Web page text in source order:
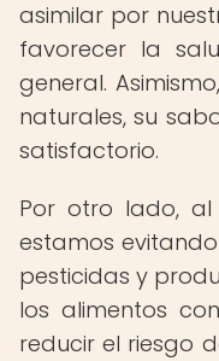
asimilar por
favorecer la
general.
naturales, su
satisfactorio.
Por otro lado, al
estamos
pesticidas y
los alimentos
reducir el riesgo